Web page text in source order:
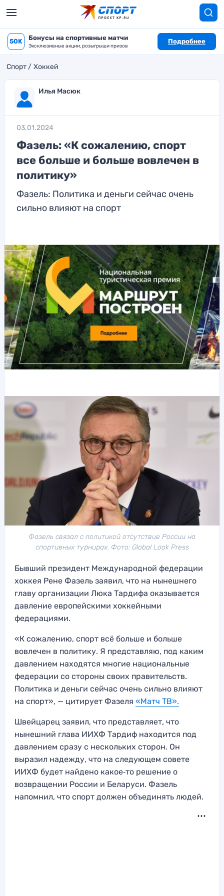
50K Бонусы на спортивные матчи
Эксклюзивные акции, розыгрыши призов
Подробнее
Спорт Хоккей
Илья Масюк
03.01.2024
Фазель: «К сожалению, спорт
все больше и больше вовлечен в
политику»
Фазель: Политика и деньги сейчас очень
сильно влияют на спорт
Фазель связал с политикой отсутствие России на
спортивных турнирах. Фото: Global Look Press
Бывший президент Международной федерации
хоккея Рене Фазель заявил, что на нынешнего
главу организации Люка Тардифа оказывается
давление европейскими хоккейными
федерациями.
«К сожалению, спорт всё больше и больше
вовлечен в политику. Я представляю, под каким
давлением находятся многие национальные
федерации со стороны своих правительств.
Политика и деньги сейчас очень сильно влияют
на спорт», — цитирует Фазеля «Матч ТВ».
Швейцарец заявил, что представляет, что
нынешний глава ИИХФ Тардиф находится под
давлением сразу с нескольких сторон. Он
выразил надежду, что на следующем совете
ИИХФ будет найдено какое‑то решение о
возвращении России и Беларуси. Фазель
напомнил, что спорт должен объединять людей.